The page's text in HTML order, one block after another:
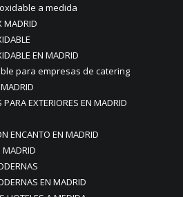
a medida
MADRID
EN MADRID
para empresas de catering
EXTERIORES EN MADRID
ENCANTO EN MADRID
MADRID
EN MADRID